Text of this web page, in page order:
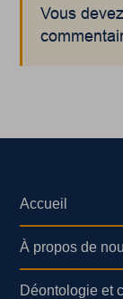
Vous
Accueil
À propos de
Déontologie et